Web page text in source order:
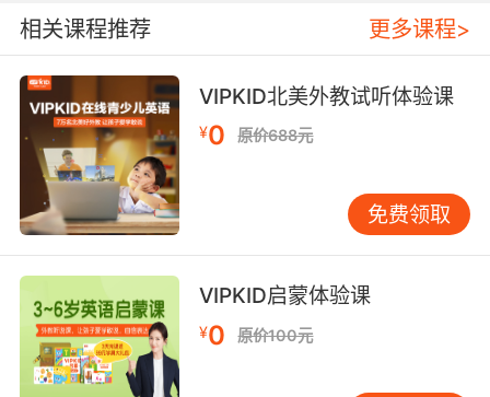
6. You accept what now? I accept the
challenge.
你又接受什么? 我接受这个挑战
7. accept that you are wrong, truly accept it.
承认你错了 真正接受这一点
8. It's not difficult to accept, it's impossible to
accept.
不是很难接受 而是不可能接受
相关课程推荐 更多课程>
VIPKID北美外教试听体验课
¥0 原价688元
免费领取
VIPKID启蒙体验课
¥0 原价100元